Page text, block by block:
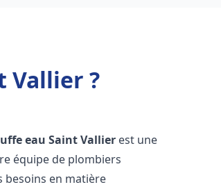
Vallier ?
eau Saint Vallier est une
équipe de plombiers
besoins en matière